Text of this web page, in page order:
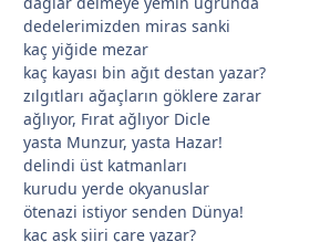
dedelerimizden miras sanki
kaç yiğide mezar
kaç kayası bin ağıt destan yazar?
zılgıtları ağaçların göklere zarar
ağlıyor, Fırat ağlıyor Dicle
yasta Munzur, yasta Hazar!
delindi üst katmanları
kurudu yerde okyanuslar
ötenazi istiyor senden Dünya!
kaç aşk şiiri çare yazar?
*